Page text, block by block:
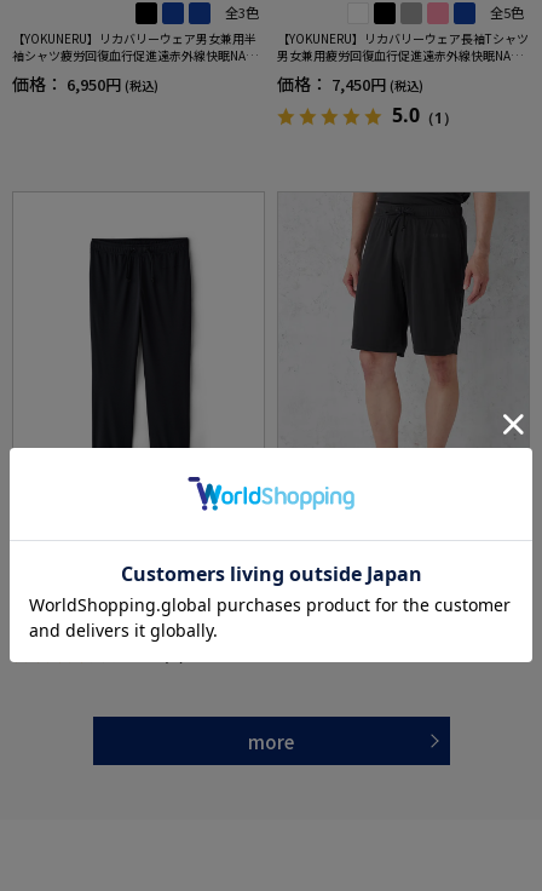
全3色
【YOKUNERU】リカバリーウェア男女兼用半
袖シャツ疲労回復血行促進遠赤外線快眠NANO
MIX(R)【一般医療機器】SS～LLサイズ
価格： 6,950円 (税込)
全5色
【YOKUNERU】リカバリーウェア長袖Tシャツ
男女兼用疲労回復血行促進遠赤外線快眠NANO
MIX(R)【一般医療機器】SS～LLサイズ
価格： 7,450円 (税込)
5.0 （1）
【YOKUNERU】リカバリーウェアロングパン
NOMIX(R)【一般医療機器】SS～LLサイズ
価格： 7,450円 (税込)
【YOKUNERU】リカバリーウェア男女兼用ハ
NOMIX(R)【一般医療機器】SS～LLサイズ
価格：
more